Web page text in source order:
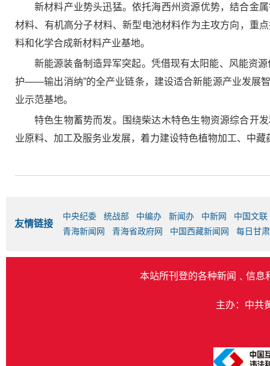
新材料产业势头迅猛。依托海西州资源优势，结合金
材料、有机高分子材料、新型电池材料作为主攻方向，重
料和化学合成新材料产业基地。
新能源装备制造异军突起。凭借现有太阳能、风能
护——输出消纳”的全产业链条，建设适合新能源产业发展
业示范基地。
特色生物蓄势而发。围绕柴达木特色生物资源综合开
业原料、加工及服务业发展，着力建设特色植物加工、中
友情链接
中央纪委 统战部 中编办 新闻办 中新网
中国文联
青海新闻网
青海省政府网 中国西藏新闻网 每日甘
本站所刊登的各种新闻﹑信息
主办：中共